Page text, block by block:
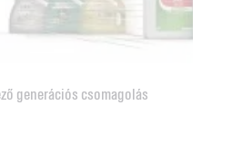
generációs csomagolás